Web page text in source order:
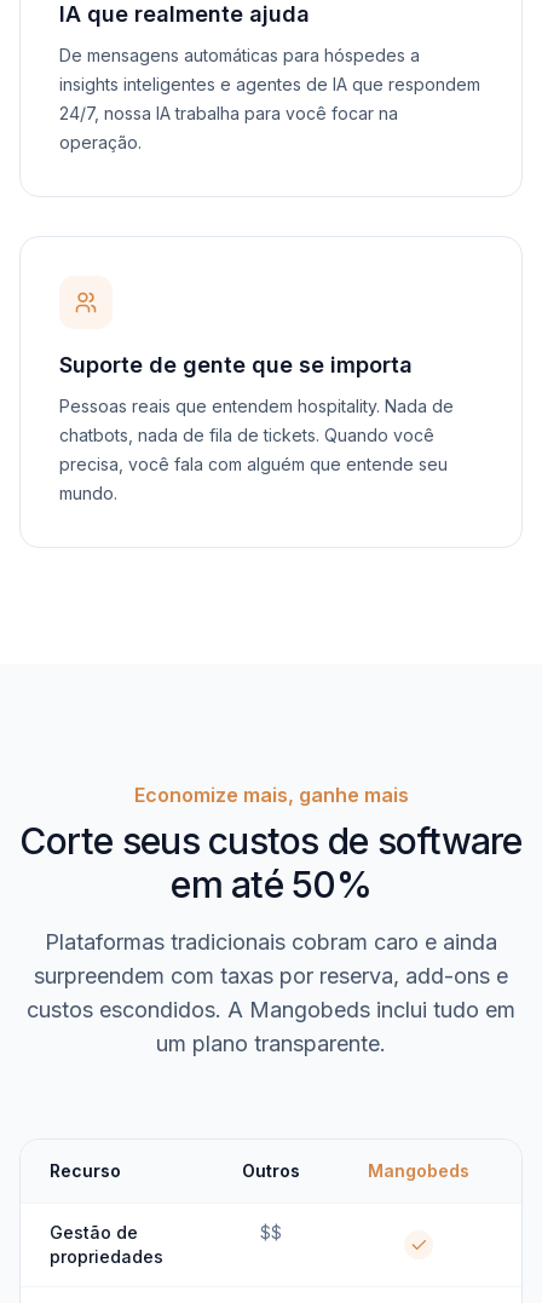
IA que realmente ajuda
De mensagens automáticas para hóspedes a
insights inteligentes e agentes de IA que respondem
24/7, nossa IA trabalha para você focar na
operação.
Suporte de gente que se importa
Pessoas reais que entendem hospitality. Nada de
chatbots, nada de fila de tickets. Quando você
precisa, você fala com alguém que entende seu
mundo.
Economize mais, ganhe mais
Corte seus custos de software
em até 50%
Plataformas tradicionais cobram caro e ainda
surpreendem com taxas por reserva, add-ons e
custos escondidos. A Mangobeds inclui tudo em
um plano transparente.
Recurso Outros Mangobeds
Gestão de
propriedades
$$